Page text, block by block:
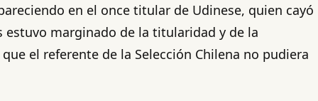
en el once titular de Udinese, quien cayó
estuvo marginado de la titularidad y de la
el referente de la Selección Chilena no pudiera